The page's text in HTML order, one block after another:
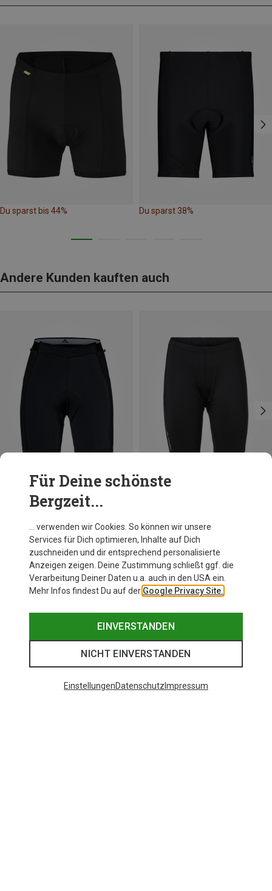
Du sparst bis 44% Du sparst 38%
Andere Kunden kauften auch
Du sparst 17%
Für Deine schönste
Bergzeit...
… verwenden wir Cookies. So können wir unsere
Services für Dich optimieren, Inhalte auf Dich
zuschneiden und dir entsprechend personalisierte
Anzeigen zeigen. Deine Zustimmung schließt ggf. die
Verarbeitung Deiner Daten u.a. auch in den USA ein.
Mehr Infos findest Du auf der Google Privacy Site.
EINVERSTANDEN
NICHT EINVERSTANDEN
EinstellungenDatenschutz Impressum